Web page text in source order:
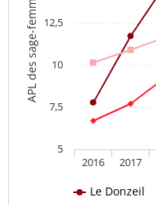
APL des sage-femmes
Le Donzeil
2016 2017
5
7,5
10
12,5